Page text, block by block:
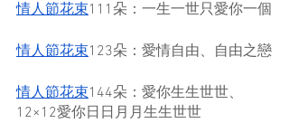
情人節花束111朵：一生一世只愛你一個
情人節花束123朵：愛情自由、自由之戀
情人節花束144朵：愛你生生世世、
12×12愛你日日月月生生世世